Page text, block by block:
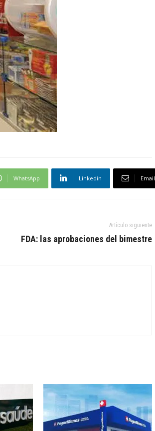
WhatsApp Linkedin Email
Artículo siguiente
FDA: las aprobaciones del bimestre